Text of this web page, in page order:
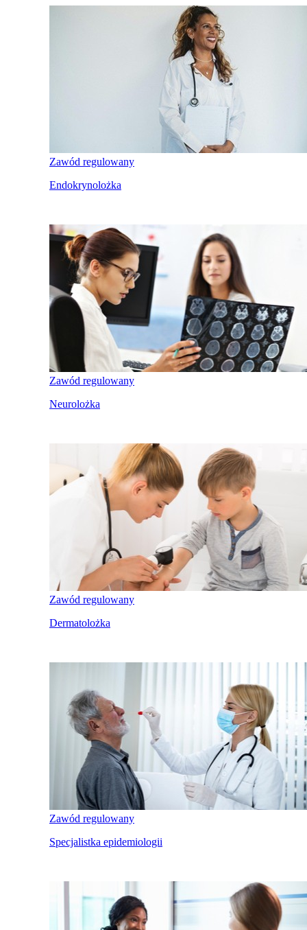
Zawód regulowany
Endokrynolożka
Zawód regulowany
Neurolożka
Zawód regulowany
Dermatolożka
Zawód regulowany
Specjalistka epidemiologii